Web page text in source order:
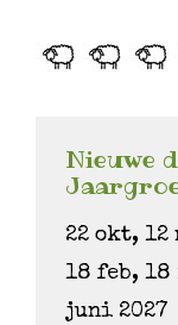
Nieuwe
22 okt, 12
18 feb, 18
juni 2027